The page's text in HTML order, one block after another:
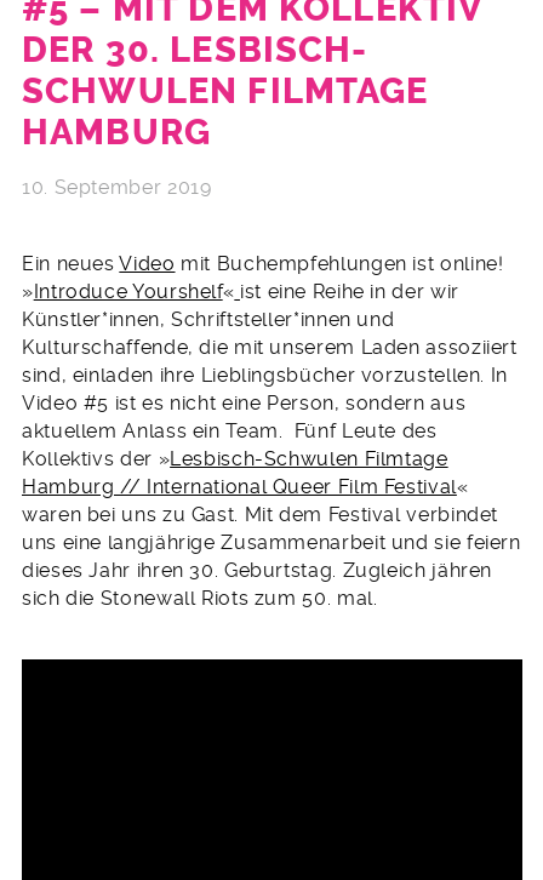
#5 – MIT DEM KOLLEKTIV
DER 30. LESBISCH-
SCHWULEN FILMTAGE
HAMBURG
10. September 2019
Ein neuesVideo mit Buchempfehlungen ist online!
»Introduce Yourshelf« ist eine Reihe in der wir
Künstler*innen, Schriftsteller*innen und
Kulturschaffende, die mit unserem Laden assoziiert
sind, einladen ihre Lieblingsbücher vorzustellen. In
Video #5 ist es nicht eine Person, sondern aus
aktuellem Anlass ein Team. Fünf Leute des
Kollektivs der »Lesbisch-Schwulen Filmtage
Hamburg // International Queer Film Festival«
waren bei uns zu Gast. Mit dem Festival verbindet
uns eine langjährige Zusammenarbeit und sie feiern
dieses Jahr ihren 30. Geburtstag. Zugleich jähren
sich die Stonewall Riots zum 50. mal.